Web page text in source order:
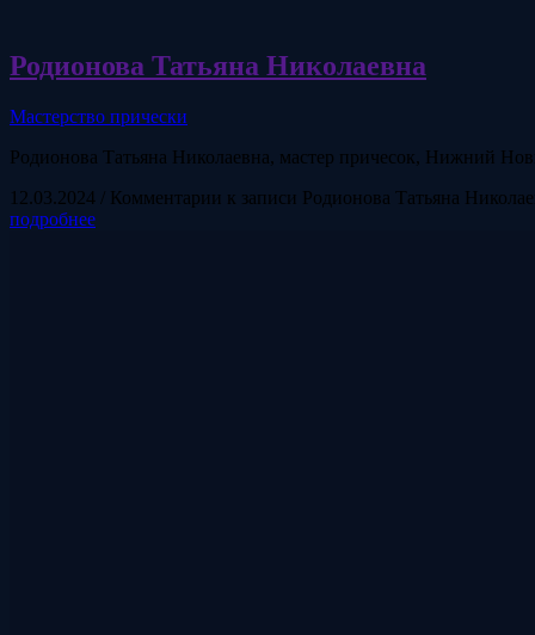
Родионова Татьяна Николаевна
Мастерство прически
Родионова Татьяна Николаевна, мастер причесок, Нижний
12.03.2024 / Комментарии к записи Родионова Татьяна
подробнее